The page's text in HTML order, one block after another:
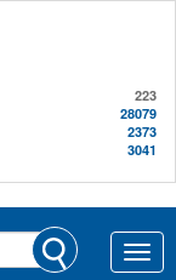
223
28079
2373
3041
Toggle